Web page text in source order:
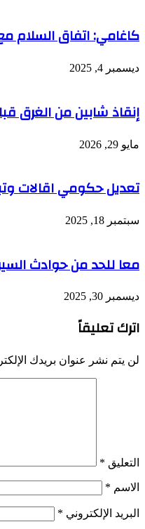
كاغامي: اتفاق السلام
ديسمبر 4, 2025
إنقاذ شابين من الغرق
مايو 29, 2026
تعديل حكومي اقالات
سبتمبر 18, 2025
معا للحد من حوادث
ديسمبر 30, 2025
اترك تعليقاً
لن يتم نشر عنوان بريدك
التعليق *
الاسم *
البريد الإلكتروني *